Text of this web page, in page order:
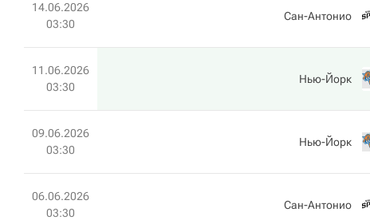
14.06.2026
03:30
Сан-Антонио
11.06.2026
03:30
Нью-Йорк
09.06.2026
03:30
Нью-Йорк
06.06.2026
03:30
Сан-Антонио